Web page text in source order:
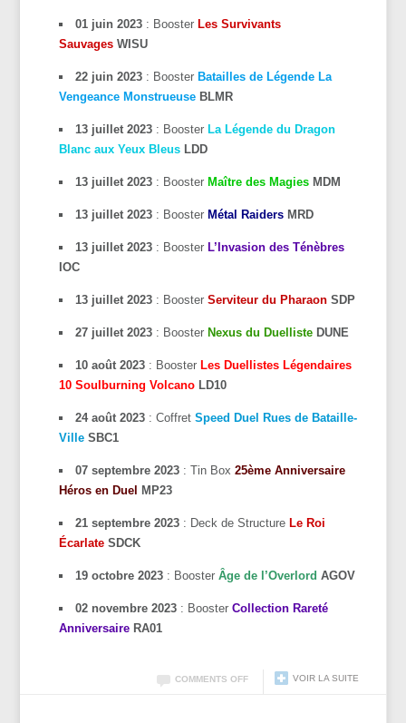
01 juin 2023 : Booster Les Survivants
Sauvages WISU
22 juin 2023 : Booster Batailles de Légende La
Vengeance Monstrueuse BLMR
13 juillet 2023 : Booster La Légende du Dragon
Blanc aux Yeux Bleus LDD
13 juillet 2023 : Booster Maître des Magies MDM
13 juillet 2023 : Booster Métal Raiders MRD
13 juillet 2023 : Booster L’Invasion des Ténèbres
IOC
13 juillet 2023 : Booster Serviteur du Pharaon SDP
27 juillet 2023 : Booster Nexus du Duelliste DUNE
10 août 2023 : Booster Les Duellistes Légendaires
10 Soulburning Volcano LD10
24 août 2023 : CoffretSpeed Duel Rues de Bataille-
Ville SBC1
07 septembre 2023 : Tin Box 25ème Anniversaire
Héros en Duel
MP23
21 septembre 2023 : Deck de Structure Le Roi
Écarlate SDCK
19 octobre 2023 : Booster Âge de l’Overlord AGOV
02 novembre 2023 : Booster Collection Rareté
Anniversaire RA01
VOIR LA SUITE
COMMENTS OFF